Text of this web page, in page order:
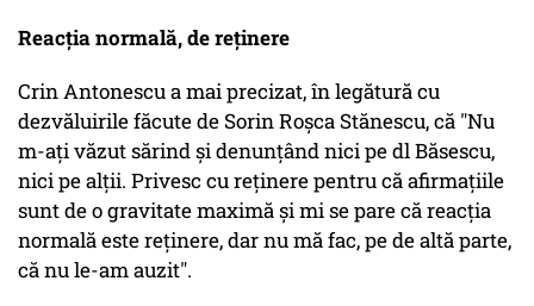
Reacția normală, de reținere
Crin Antonescu a mai precizat, în legătură cu
dezvăluirile făcute de Sorin Roșca Stănescu, că "Nu
m-aţi văzut sărind şi denunţând nici pe dl Băsescu,
nici pe alţii. Privesc cu reţinere pentru că afirmaţiile
sunt de o gravitate maximă şi mi se pare că reacţia
normală este reţinere, dar nu mă fac, pe de altă parte,
că nu le-am auzit".